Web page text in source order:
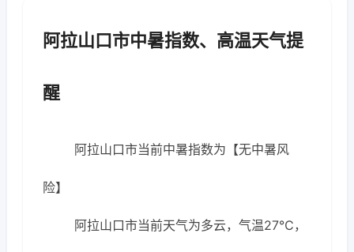
阿拉山口市中暑指数、高温天气提
醒
阿拉山口市当前中暑指数为【无中暑风
险】
阿拉山口市当前天气为多云，气温27℃，